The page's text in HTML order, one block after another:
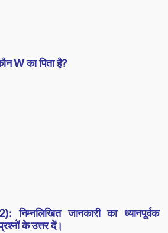
W का पिता है?
जानकारी का ध्यानपूर्वक
के उत्तर दें।